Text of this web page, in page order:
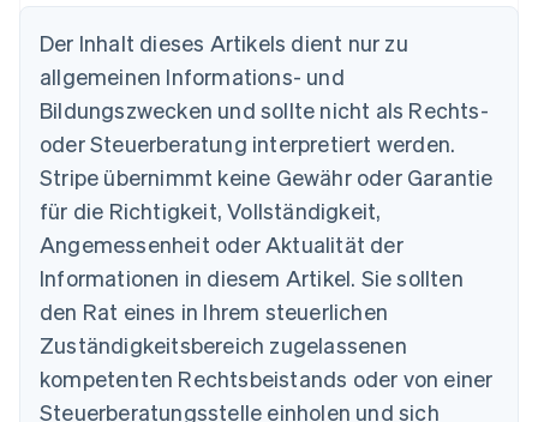
Der Inhalt dieses Artikels dient nur zu
allgemeinen Informations- und
Bildungszwecken und sollte nicht als Rechts-
oder Steuerberatung interpretiert werden.
Stripe übernimmt keine Gewähr oder Garantie
für die Richtigkeit, Vollständigkeit,
Angemessenheit oder Aktualität der
Informationen in diesem Artikel. Sie sollten
den Rat eines in Ihrem steuerlichen
Zuständigkeitsbereich zugelassenen
kompetenten Rechtsbeistands oder von einer
Steuerberatungsstelle einholen und sich
Australien
English
Belgien
Nederlands Français DeutschEnglish
Brasilien
PortuguêsEnglish
English
Dänemark
English
Deutschland
Deutsch English
Estland